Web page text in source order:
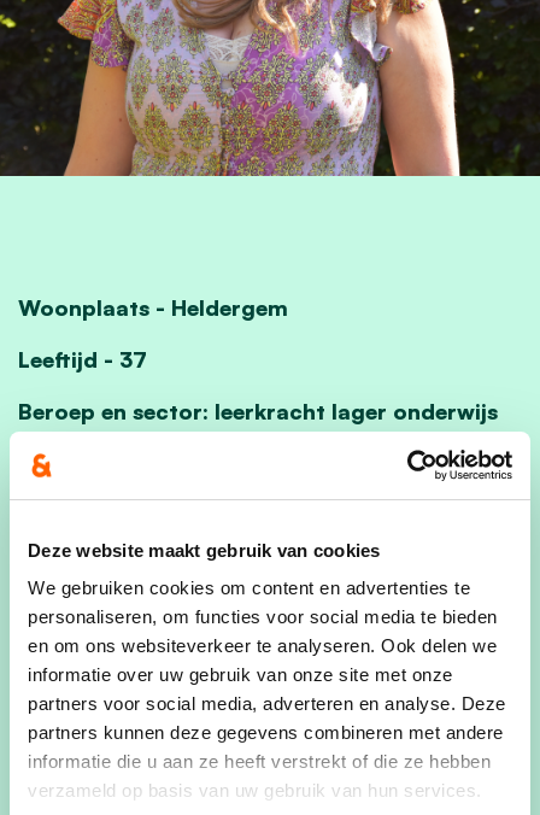
Deze website maakt gebruik van cookies
We gebruiken cookies om content en advertenties te
personaliseren, om functies voor social media te bieden
en om ons websiteverkeer te analyseren. Ook delen we
informatie over uw gebruik van onze site met onze
partners voor social media, adverteren en analyse. Deze
partners kunnen deze gegevens combineren met andere
informatie die u aan ze heeft verstrekt of die ze hebben
verzameld op basis van uw gebruik van hun services.
Woonplaats - Heldergem
Leeftijd - 37
Beroep en sector: leerkracht lager onderwijs
Omschrijf jezelf in 5 woorden:
verantwoordelijk
Naar wie kijk je op? En waarom?
Mijn mama, omdat ze een groot deel haar leven in
het teken stelt van anderen (door onder andere
vrijwilligerswerk) en daarmee veel mensen
gelukkig maakt.
Je favoriete plekje in onze gemeente? En